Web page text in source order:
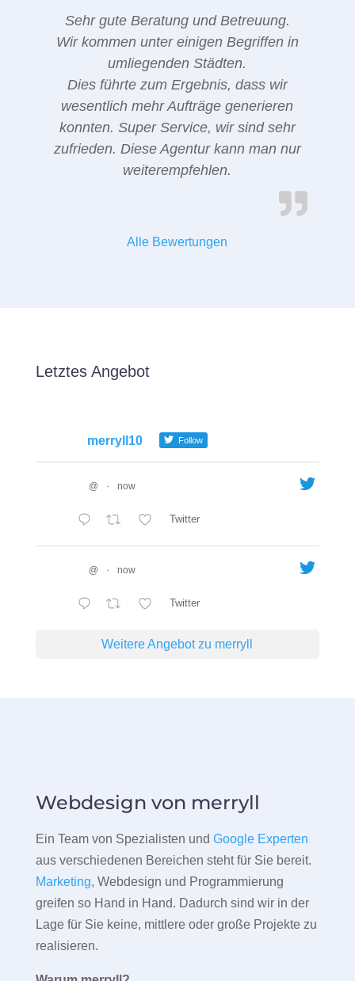
Sehr gute Beratung und Betreuung.
Wir kommen unter einigen Begriffen in
umliegenden Städten.
Dies führte zum Ergebnis, dass wir
wesentlich mehr Aufträge generieren
konnten. Super Service, wir sind sehr
zufrieden. Diese Agentur kann man nur
weiterempfehlen.
Alle Bewertungen
Letztes Angebot
merryll10 Follow
@ · now
Twitter
@ · now
Twitter
Weitere Angebot zu merryll
Webdesign von merryll
Ein Team von Spezialisten und Google Experten
aus verschiedenen Bereichen steht für Sie bereit.
Marketing, Webdesign und Programmierung
greifen so Hand in Hand. Dadurch sind wir in der
Lage für Sie keine, mittlere oder große Projekte zu
realisieren.